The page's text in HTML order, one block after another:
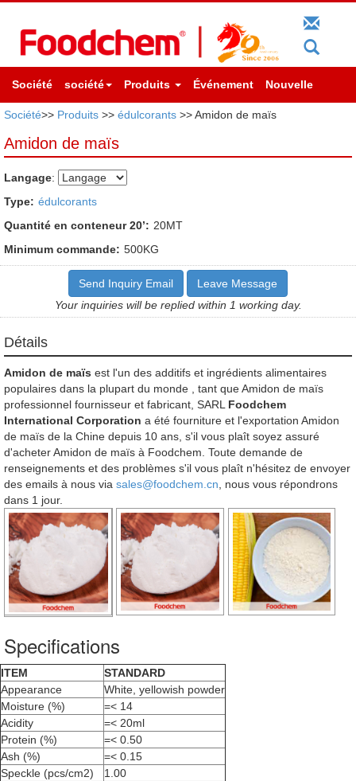
Société société Produits Événement Nouvelle
Société>> Produits >> édulcorants >> Amidon de maïs
Amidon de maïs
Langage:
Type: édulcorants
Quantité en conteneur 20’: 20MT
Minimum commande: 500KG
Send Inquiry Email
Leave Message
Your inquiries will be replied within 1 working day.
Détails
Amidon de maïs est l'un des additifs et ingrédients alimentaires
populaires dans la plupart du monde , tant que Amidon de maïs
professionnel fournisseur et fabricant, SARL Foodchem
International Corporation a été fourniture et l'exportation Amidon
de maïs de la Chine depuis 10 ans, s'il vous plaît soyez assuré
d'acheter Amidon de maïs à Foodchem. Toute demande de
renseignements et des problèmes s'il vous plaît n'hésitez de envoyer
des emails à nous via sales@foodchem.cn , nous vous répondrons
dans 1 jour.
Specifications
ITEM
STANDARD
Appearance
White, yellowish powder
Moisture (%)
=< 14
Acidity
=< 20ml
Protein (%)
=< 0.50
Ash (%)
=< 0.15
Speckle (pcs/cm2)
1.00